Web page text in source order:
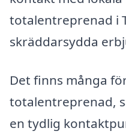
totalentreprenad i
skräddarsydda
Det finns många
totalentreprenad,
en tydlig